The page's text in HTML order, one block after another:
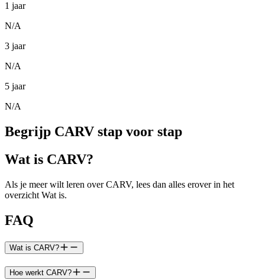
1 jaar
N/A
3 jaar
N/A
5 jaar
N/A
Begrijp CARV stap voor stap
Wat is CARV?
Als je meer wilt leren over CARV, lees dan alles erover in het
overzicht Wat is.
FAQ
Wat is CARV?
Hoe werkt CARV?